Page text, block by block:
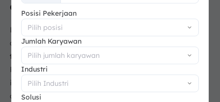
a. Identifikasi Transaksi Penjualan
Langkah pertama dalam
penjualan
adalahmengidentifikasi transaksi penjualan yang
terjadi.Hal ini bisa berupa penjualan tunai atau kredit.
Penggunaan sales journal sangat penting dalam proses
ini, karena membantu memisahkan transaksi penjualan
dari jenis jurnal lainnya.
+62
Posisi Pekerjaan
Jumlah Karyawan
Industri
Solusi